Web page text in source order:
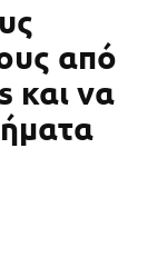
από
και να